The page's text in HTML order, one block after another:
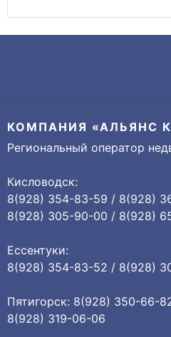
КОМПАНИЯ «АЛЬЯНС
Региональный оператор
Кисловодск:
8(928) 354-83-59 / 8(928)
8(928) 305-90-00 / 8(928)
Ессентуки:
8(928) 354-83-52 / 8(928)
Пятигорск: 8(928) 350-66-
8(928) 319-06-06